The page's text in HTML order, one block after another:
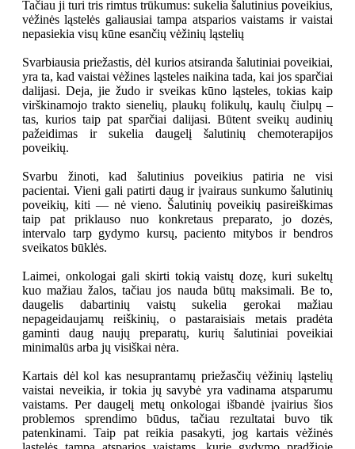
Tačiau ji turi tris rimtus trūkumus: sukelia šalutinius poveikius,
vėžinės ląstelės galiausiai tampa atsparios vaistams ir vaistai
nepasiekia visų kūne esančių vėžinių ląstelių
Svarbiausia priežastis, dėl kurios atsiranda šalutiniai poveikiai,
yra ta, kad vaistai vėžines ląsteles naikina tada, kai jos sparčiai
dalijasi. Deja, jie žudo ir sveikas kūno ląsteles, tokias kaip
virškinamojo trakto sienelių, plaukų folikulų, kaulų čiulpų –
tas, kurios taip pat sparčiai dalijasi. Būtent sveikų audinių
pažeidimas ir sukelia daugelį šalutinių chemoterapijos
poveikių.
Svarbu žinoti, kad šalutinius poveikius patiria ne visi
pacientai. Vieni gali patirti daug ir įvairaus sunkumo šalutinių
poveikių, kiti — nė vieno. Šalutinių poveikių pasireiškimas
taip pat priklauso nuo konkretaus preparato, jo dozės,
intervalo tarp gydymo kursų, paciento mitybos ir bendros
sveikatos būklės.
Laimei, onkologai gali skirti tokią vaistų dozę, kuri sukeltų
kuo mažiau žalos, tačiau jos nauda būtų maksimali. Be to,
daugelis dabartinių vaistų sukelia gerokai mažiau
nepageidaujamų reiškinių, o pastaraisiais metais pradėta
gaminti daug naujų preparatų, kurių šalutiniai poveikiai
minimalūs arba jų visiškai nėra.
Kartais dėl kol kas nesuprantamų priežasčių vėžinių ląstelių
vaistai neveikia, ir tokia jų savybė yra vadinama atsparumu
vaistams. Per daugelį metų onkologai išbandė įvairius šios
problemos sprendimo būdus, tačiau rezultatai buvo tik
patenkinami. Taip pat reikia pasakyti, jog kartais vėžinės